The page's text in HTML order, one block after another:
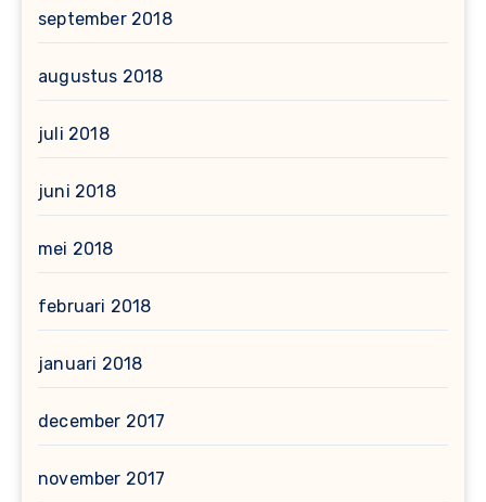
september 2018
augustus 2018
juli 2018
juni 2018
mei 2018
februari 2018
januari 2018
december 2017
november 2017